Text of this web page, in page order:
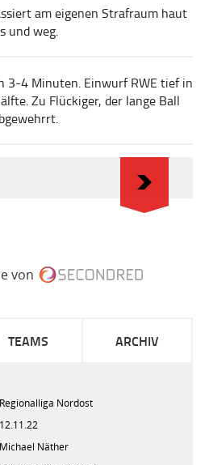
am eigenen Strafraum haut
und weg.
3-4 Minuten. Einwurf RWE tief in
Zu Flückiger, der lange Ball
von
TEAMS ARCHIV
Regionalliga Nordost
12.11.22
Michael Näther